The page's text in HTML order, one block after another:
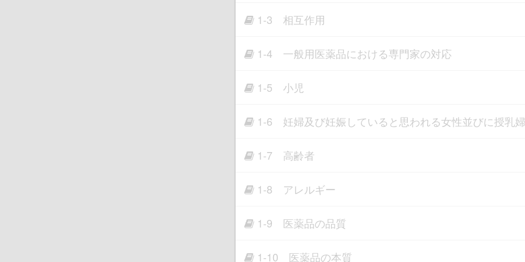
1-3 相互作用
1-4 一般用医薬品における専門家の対応
1-5 小児
1-6 妊婦及び妊娠していると思われる女性並びに授乳婦
1-7 高齢者
1-8 アレルギー
1-9 医薬品の品質
1-10 医薬品の本質